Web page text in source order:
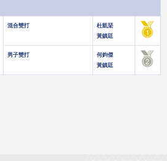
混合雙打
杜凱琹
黃鎮廷
男子雙打
何鈞傑
黃鎮廷